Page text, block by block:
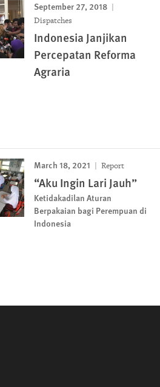
September 27, 2018
Dispatches
Indonesia Janjikan
Percepatan Reforma
Agraria
March 18, 2021 Report
“Aku Ingin Lari Jauh”
Ketidakadilan Aturan
Berpakaian bagi Perempuan di
Indonesia